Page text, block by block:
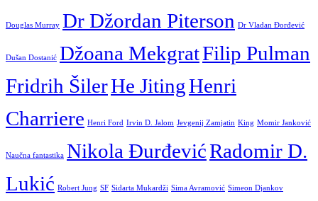
Douglas Murray Dr Džordan Piterson Dr Vladan Đorđević
Dušan Dostanić Džoana MekgratFilip Pulman
Fridrih ŠilerHe JitingHenri
Charriere Henri Ford Irvin D. Jalom Jevgenij Zamjatin King Momir Janković
Naučna fantastika Nikola ĐurđevićRadomir D.
Lukić Robert Jung SF Sidarta Mukardži Sima Avramović Simeon Djankov